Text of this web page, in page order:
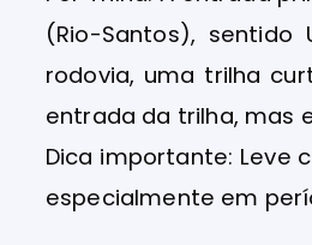
(Rio-Santos),
rodovia, uma trilha
entrada da trilha, mas
Dica importante: Leve
especialmente em